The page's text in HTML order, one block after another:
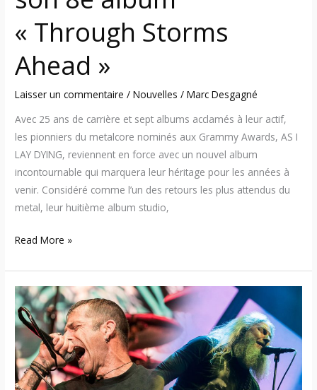
« Through Storms
Ahead »
Laisser un commentaire /Nouvelles /Marc Desgagné
Avec 25 ans de carrière et sept albums acclamés à leur actif,
les pionniers du metalcore nominés aux Grammy Awards, AS I
LAY DYING, reviennent en force avec un nouvel album
incontournable qui marquera leur héritage pour les années à
venir. Considéré comme l’un des retours les plus attendus du
metal, leur huitième album studio,
Read More »
Lamb
of
God
et
Mastodon
dévoilent